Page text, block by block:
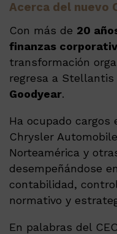
Acerca del nuevo
Con más de 20
finanzas
transformación
regresa a
Goodyear.
Ha ocupado
Chrysler
Norteamérica y
desempeñándose
contabilidad,
normativo y
En palabras del